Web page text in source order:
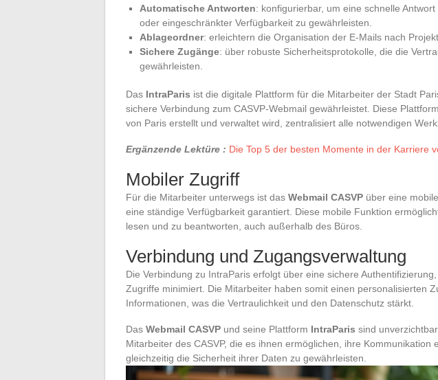
Automatische Antworten: konfigurierbar, um eine schnelle
oder eingeschränkter Verfügbarkeit zu gewährleisten.
Ablageordner: erleichtern die Organisation der E-Mails nach
Sichere Zugänge: über robuste Sicherheitsprotokolle, die die
gewährleisten.
Das IntraParis ist die digitale Plattform für die Mitarbeiter der Stadt
sichere Verbindung zum CASVP-Webmail gewährleistet. Diese
von Paris erstellt und verwaltet wird, zentralisiert alle notwendigen
Ergänzende Lektüre : Die Top 5 der besten Momente in der Karriere
Mobiler Zugriff
Für die Mitarbeiter unterwegs ist das Webmail CASVP über eine
eine ständige Verfügbarkeit garantiert. Diese mobile Funktion
lesen und zu beantworten, auch außerhalb des Büros.
Verbindung und Zugangsverwaltung
Die Verbindung zu IntraParis erfolgt über eine sichere
Zugriffe minimiert. Die Mitarbeiter haben somit einen personalisierten
Informationen, was die Vertraulichkeit und den Datenschutz stärkt.
Das Webmail CASVP und seine Plattform IntraParis sind
Mitarbeiter des CASVP, die es ihnen ermöglichen, ihre Kommunikation
gleichzeitig die Sicherheit ihrer Daten zu gewährleisten.